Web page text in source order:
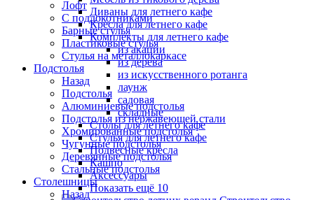
Диваны для летнего кафе
Кресла для летнего кафе
Комплекты для летнего кафе
из акации
из дерева
из искусственного ротанга
лаунж
садовая
складные
Столы для летнего кафе
Стулья для летнего кафе
Подвесные кресла
Кашпо
Аксессуары
Показать ещё 10
Лофт
С подлокотниками
Барные стулья
Пластиковые стулья
Стулья на металлокаркасе
Подстолья
Назад
Подстолья
Алюминиевые подстолья
Подстолья из нержавеющей стали
Хромированные подстолья
Чугунные подстолья
Деревянные подстолья
Стальные подстолья
Столешницы
Назад